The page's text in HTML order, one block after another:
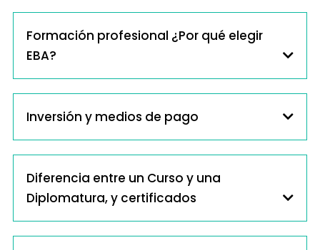
Formación profesional ¿Por qué elegir
EBA?
Inversión y medios de pago
Diferencia entre un Curso y una
Diplomatura, y certificados